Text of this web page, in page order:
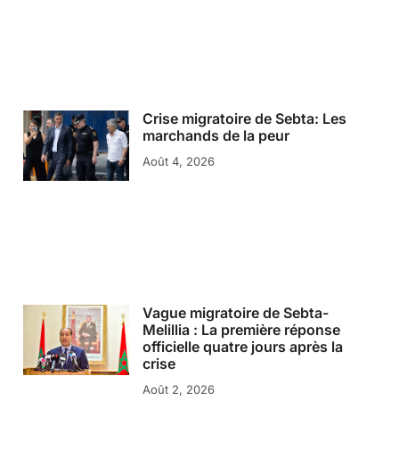
Crise migratoire de Sebta: Les
marchands de la peur
Août 4, 2026
Vague migratoire de Sebta-
Melillia : La première réponse
officielle quatre jours après la
crise
Août 2, 2026